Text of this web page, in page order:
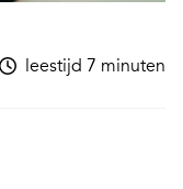
leestijd 7 minuten